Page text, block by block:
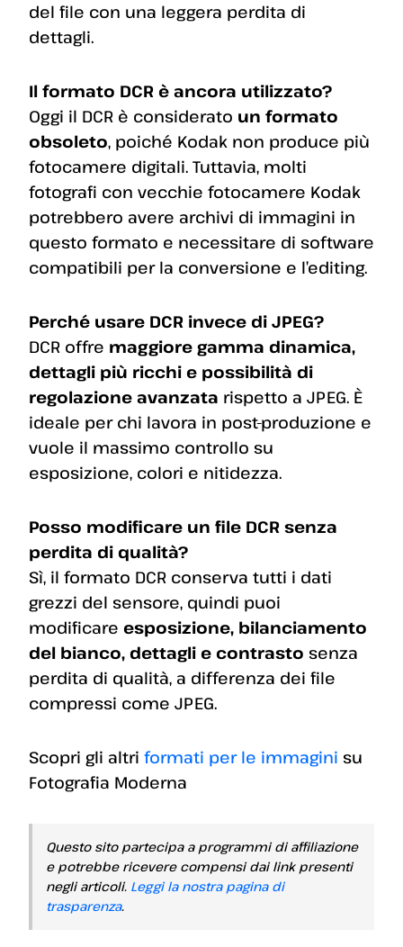
del file con una leggera perdita di
dettagli.
Il formato DCR è ancora utilizzato?
Oggi il DCR è considerato un formato
obsoleto, poiché Kodak non produce più
fotocamere digitali. Tuttavia, molti
fotografi con vecchie fotocamere Kodak
potrebbero avere archivi di immagini in
questo formato e necessitare di software
compatibili per la conversione e l’editing.
Perché usare DCR invece di JPEG?
DCR offre maggiore gamma dinamica,
dettagli più ricchi e possibilità di
regolazione avanzata rispetto a JPEG. È
ideale per chi lavora in post-produzione e
vuole il massimo controllo su
esposizione, colori e nitidezza.
Posso modificare un file DCR senza
perdita di qualità?
Sì, il formato DCR conserva tutti i dati
grezzi del sensore, quindi puoi
modificare esposizione, bilanciamento
del bianco, dettagli e contrasto senza
perdita di qualità, a differenza dei file
compressi come JPEG.
Scopri gli altri formati per le immagini su
Fotografia Moderna
Questo sito partecipa a programmi di affiliazione
e potrebbe ricevere compensi dai link presenti
negli articoli. Leggi la nostra pagina di
trasparenza.